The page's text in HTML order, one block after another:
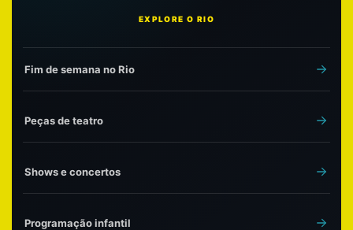
EXPLORE O RIO
Fim de semana no Rio
Peças de teatro
Shows e concertos
Programação infantil